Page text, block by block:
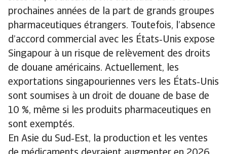
prochaines années de la part de grands groupes
pharmaceutiques étrangers. Toutefois, l’absence
d’accord commercial avec les États‑Unis expose
Singapour à un risque de relèvement des droits
de douane américains. Actuellement, les
exportations singapouriennes vers les États‑Unis
sont soumises à un droit de douane de base de
10 %, même si les produits pharmaceutiques en
sont exemptés.
En Asie du Sud‑Est, la production et les ventes